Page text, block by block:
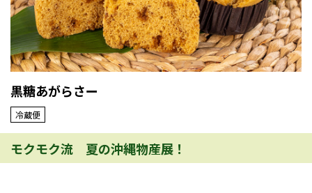
黒糖あがらさー
冷蔵便
モクモク流 夏の沖縄物産展！